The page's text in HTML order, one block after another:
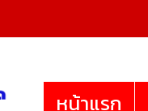
หน้าแรก